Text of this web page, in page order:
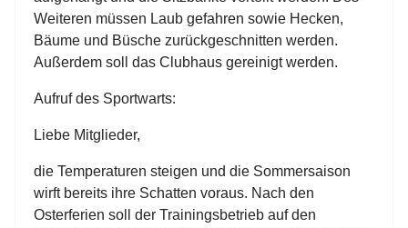
Weiteren müssen Laub gefahren sowie Hecken,
Bäume und Büsche zurückgeschnitten werden.
Außerdem soll das Clubhaus gereinigt werden.
Aufruf des Sportwarts:
Liebe Mitglieder,
die Temperaturen steigen und die Sommersaison
wirft bereits ihre Schatten voraus. Nach den
Osterferien soll der Trainingsbetrieb auf den